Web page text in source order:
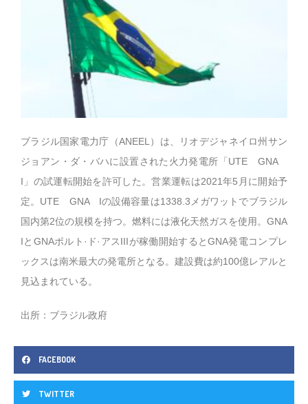
ブラジル国家電力庁（ANEEL）は、リオデジャネイロ州サン
ジョアン・ダ・バハに設置された火力発電所「UTE GNA
I」の試運転開始を許可した。営業運転は2021年5月に開始予
定。UTE GNA Iの設備容量は1338.3メガワットでブラジル
国内第2位の規模を持つ。燃料には液化天然ガスを使用。GNA
IとGNAポルト·ド·アスIIIが稼働開始するとGNA発電コンプレ
ックスは南米最大の発電所となる。建設費は約100億レアルと
見込まれている。
出所：ブラジル政府
FACEBOOK
TWITTER